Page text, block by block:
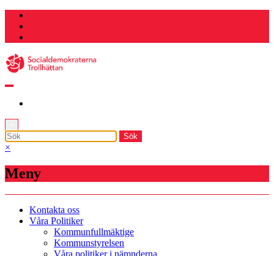
Hoppa
innehåll
×
Meny
Kontakta oss
Våra Politiker
Kommunfullmäktige
Kommunstyrelsen
Våra politiker i nämnderna